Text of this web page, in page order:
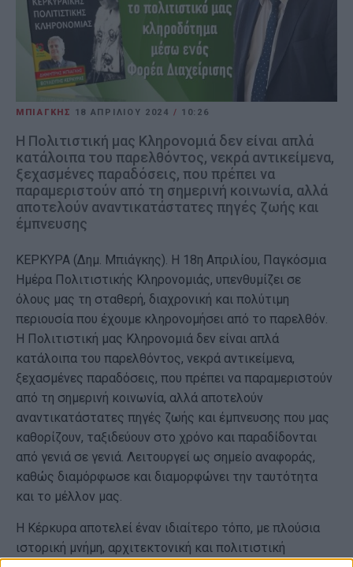
ΜΠΙΑΓΚΗΣ 18 ΑΠΡΙΛΊΟΥ 2024 / 10:26
Η Πολιτιστική μας Κληρονομιά δεν είναι απλά
κατάλοιπα του παρελθόντος, νεκρά αντικείμενα,
ξεχασμένες παραδόσεις, που πρέπει να
παραμεριστούν από τη σημερινή κοινωνία, αλλά
αποτελούν αναντικατάστατες πηγές ζωής και
έμπνευσης
ΚΕΡΚΥΡΑ (Δημ. Μπιάγκης). Η 18η Απριλίου, Παγκόσμια
Ημέρα Πολιτιστικής Κληρονομιάς, υπενθυμίζει σε
όλους μας τη σταθερή, διαχρονική και πολύτιμη
περιουσία που έχουμε κληρονομήσει από το παρελθόν.
Η Πολιτιστική μας Κληρονομιά δεν είναι απλά
κατάλοιπα του παρελθόντος, νεκρά αντικείμενα,
ξεχασμένες παραδόσεις, που πρέπει να παραμεριστούν
από τη σημερινή κοινωνία, αλλά αποτελούν
αναντικατάστατες πηγές ζωής και έμπνευσης που μας
καθορίζουν, ταξιδεύουν στο χρόνο και παραδίδονται
από γενιά σε γενιά. Λειτουργεί ως σημείο αναφοράς,
καθώς διαμόρφωσε και διαμορφώνει την ταυτότητα
και το μέλλον μας.
Η Κέρκυρα αποτελεί έναν ιδιαίτερο τόπο, με πλούσια
ιστορική μνήμη, αρχιτεκτονική και πολιτιστική